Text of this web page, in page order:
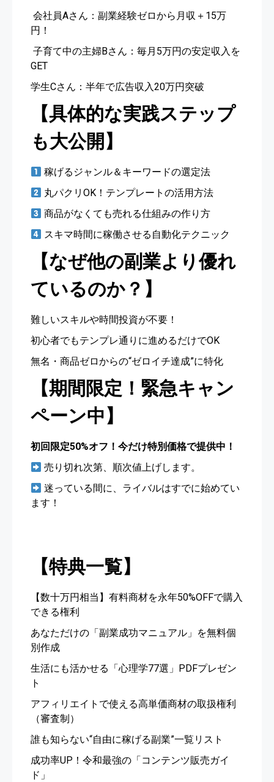
‍ 会社員Aさん：副業経験ゼロから月収＋15万
円！
‍ 子育て中の主婦Bさん：毎月5万円の安定収入を
GET
学生Cさん：半年で広告収入20万円突破
【具体的な実践ステップ
も大公開】
稼げるジャンル＆キーワードの選定法
丸パクリOK！テンプレートの活用方法
商品がなくても売れる仕組みの作り方
スキマ時間に稼働させる自動化テクニック
【なぜ他の副業より優れ
ているのか？】
難しいスキルや時間投資が不要！
初心者でもテンプレ通りに進めるだけでOK
無名・商品ゼロからの“ゼロイチ達成”に特化
【期間限定！緊急キャン
ペーン中】
初回限定50%オフ！今だけ特別価格で提供中！
売り切れ次第、順次値上げします。
迷っている間に、ライバルはすでに始めてい
ます！
【特典一覧】
【数十万円相当】有料商材を永年50%OFFで購入
できる権利
あなただけの「副業成功マニュアル」を無料個
別作成
生活にも活かせる「心理学77選」PDFプレゼン
ト
アフィリエイトで使える高単価商材の取扱権利
（審査制）
誰も知らない“自由に稼げる副業”一覧リスト
成功率UP！令和最強の「コンテンツ販売ガイ
ド」